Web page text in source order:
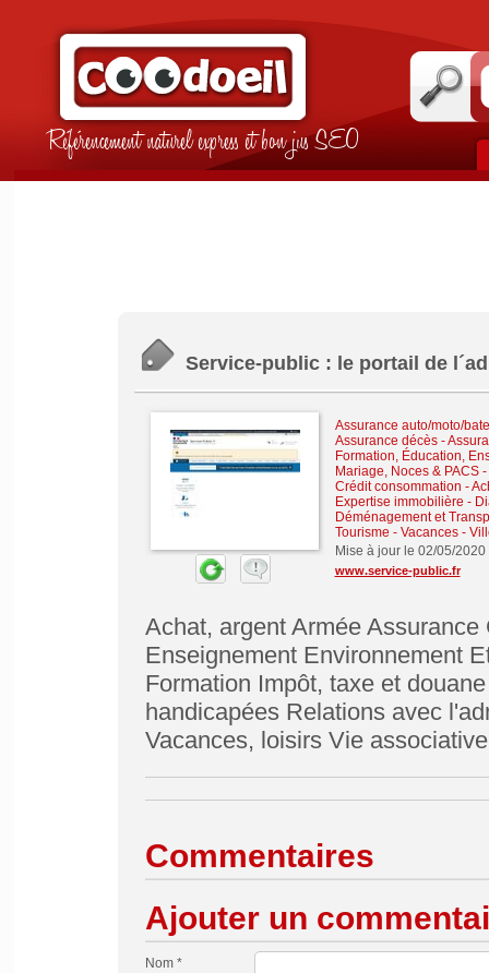
Référencement naturel express et bon jus SEO
Service-public : le portail de
Assurance auto/moto/
Assurance décès-
Formation, Éducation,
Mariage, Noces & PACS-
Crédit consommation -
Expertise immobilière -
Déménagement et
Tourisme - Vacances -
Mise à jour le 02/05/2020
www.service-public.fr
Achat, argent Armée
Enseignement Environnement
Formation Impôt, taxe et
handicapées Relations avec
Vacances, loisirs Vie associative
Commentaires
Ajouter un
Nom *